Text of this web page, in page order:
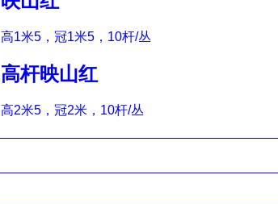
高1米5，冠1米5，10杆/丛
高杆映山红
高2米5，冠2米，10杆/丛